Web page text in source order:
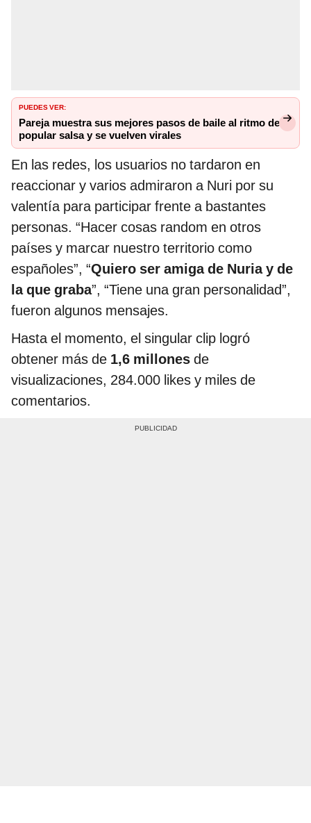
PUEDES VER:
Pareja muestra sus mejores pasos de baile al ritmo de
popular salsa y se vuelven virales
En las redes, los usuarios no tardaron en
reaccionar y varios admiraron a Nuri por su
valentía para participar frente a bastantes
personas. “Hacer cosas random en otros
países y marcar nuestro territorio como
españoles”, “Quiero ser amiga de Nuria y de
la que graba”, “Tiene una gran personalidad”,
fueron algunos mensajes.
Hasta el momento, el singular clip logró
obtener más de 1,6 millones de
visualizaciones, 284.000 likes y miles de
comentarios.